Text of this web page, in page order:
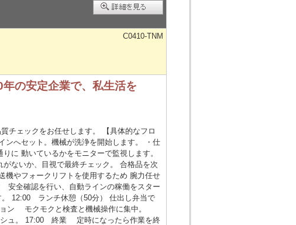
C0410-TNM
の安定企業で、私生活を
チェックをお任せします。 【具体的なフロ
ンへセット。機械が洗浄を開始します。 ・仕
に 動いているかをモニターで監視します。
ないか、目視で最終チェック。 合格品を次
機やフォークリフトを使用するため 腕力任せ
全確認を行い、自動ラインの稼働をスター
12:00 ランチ休憩（50分） 仕出し弁当で
ン モクモクと検査と機械操作に集中。
シュ。 17:00 終業 定時になったら作業を終